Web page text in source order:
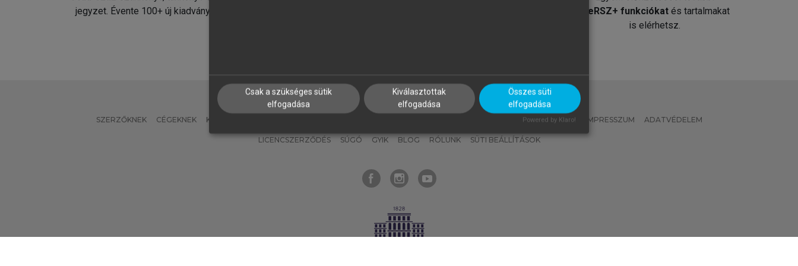
jegyzet. Évente 100+ új kiadvány.
MeRSZ+ funkciókat és tartalmakat
is elérhetsz.
SZERZŐKNEK CÉGEKNEK KÖNYVTÁROSOKNAK MI – ÁLTALÁNOS IRÁNYELVEK IMPRESSZUM ADATVÉDELEM
LICENCSZERZŐDÉS SÚGÓ GYIK BLOG RÓLUNK SÜTI BEÁLLÍTÁSOK
Csak a szükséges sütik
elfogadása
Kiválasztottak
elfogadása
Összes süti
elfogadása
Powered by Klaro!